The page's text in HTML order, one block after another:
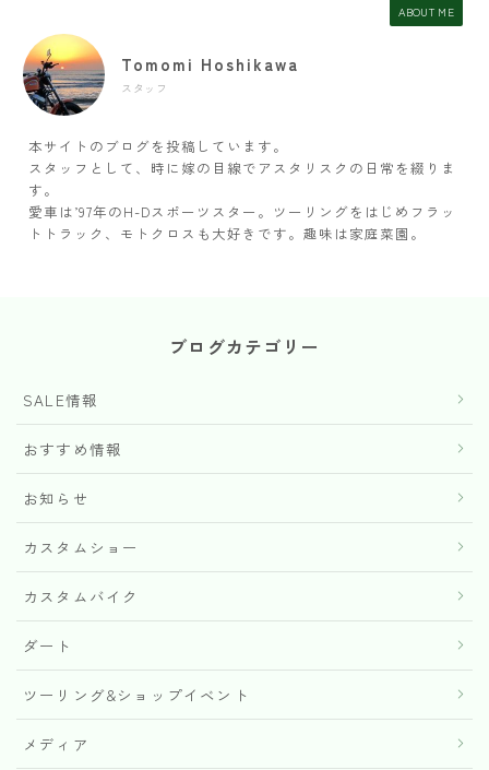
ABOUT ME
Tomomi Hoshikawa
スタッフ
本サイトのブログを投稿しています。
スタッフとして、時に嫁の目線でアスタリスクの日常を綴りま
す。
愛車は’97年のH-Dスポーツスター。ツーリングをはじめフラッ
トトラック、モトクロスも大好きです。趣味は家庭菜園。
ブログカテゴリー
SALE情報
おすすめ情報
お知らせ
カスタムショー
カスタムバイク
ダート
ツーリング&ショップイベント
メディア